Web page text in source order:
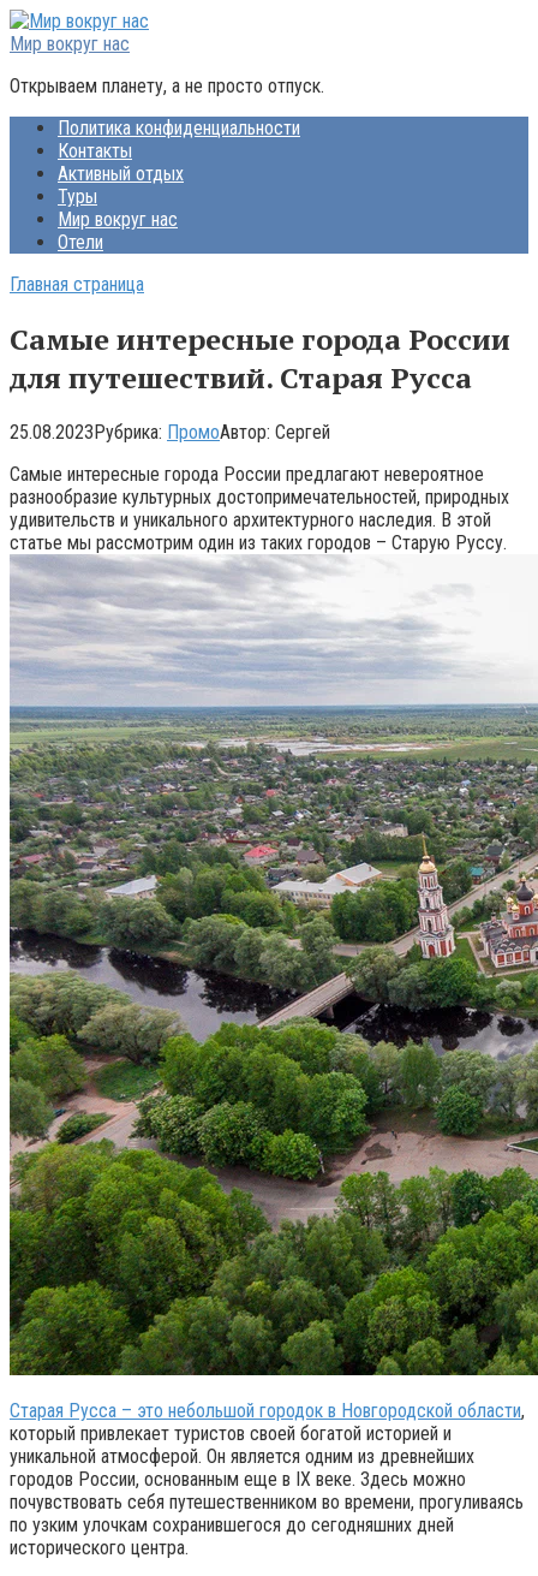
Перейти
к
Мир вокруг нас
Открываем планету, а не просто отпуск.
Политика конфиденциальности
Контакты
Активный отдых
Туры
Мир вокруг нас
Отели
Главная страница
Самые интересные города России
для путешествий. Старая Русса
25.08.2023Рубрика: ПромоАвтор: Сергей
Самые интересные города России предлагают невероятное
разнообразие культурных достопримечательностей, природных
удивительств и уникального архитектурного наследия. В этой
статье мы рассмотрим один из таких городов – Старую Руссу.
Старая Русса – это небольшой городок в Новгородской области,
который привлекает туристов своей богатой историей и
уникальной атмосферой. Он является одним из древнейших
городов России, основанным еще в IX веке. Здесь можно
почувствовать себя путешественником во времени, прогуливаясь
по узким улочкам сохранившегося до сегодняшних дней
исторического центра.